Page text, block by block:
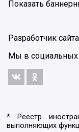
Показать
Разработчик
Мы в социальных
* Реестр
выполняющих